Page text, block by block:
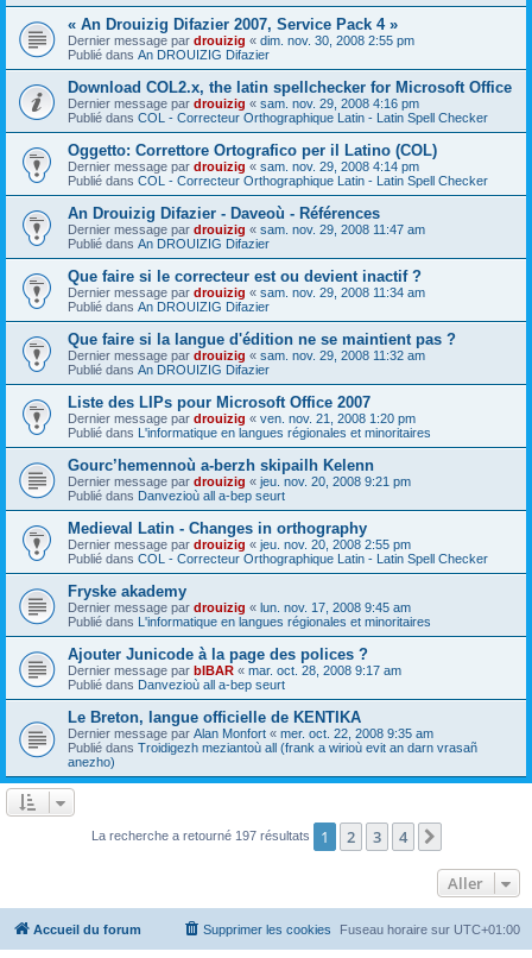
« An Drouizig Difazier 2007, Service Pack 4 »
Dernier message par drouizig « dim. nov. 30, 2008 2:55 pm
Publié dans An DROUIZIG Difazier
Download COL2.x, the latin spellchecker for Microsoft Office
Dernier message par drouizig « sam. nov. 29, 2008 4:16 pm
Publié dans COL - Correcteur Orthographique Latin - Latin Spell Checker
Oggetto: Correttore Ortografico per il Latino (COL)
Dernier message par drouizig « sam. nov. 29, 2008 4:14 pm
Publié dans COL - Correcteur Orthographique Latin - Latin Spell Checker
An Drouizig Difazier - Daveoù - Références
Dernier message par drouizig « sam. nov. 29, 2008 11:47 am
Publié dans An DROUIZIG Difazier
Que faire si le correcteur est ou devient inactif ?
Dernier message par drouizig « sam. nov. 29, 2008 11:34 am
Publié dans An DROUIZIG Difazier
Que faire si la langue d'édition ne se maintient pas ?
Dernier message par drouizig « sam. nov. 29, 2008 11:32 am
Publié dans An DROUIZIG Difazier
Liste des LIPs pour Microsoft Office 2007
Dernier message par drouizig « ven. nov. 21, 2008 1:20 pm
Publié dans L'informatique en langues régionales et minoritaires
Gourc’hemennoù a-berzh skipailh Kelenn
Dernier message par drouizig « jeu. nov. 20, 2008 9:21 pm
Publié dans Danvezioù all a-bep seurt
Medieval Latin - Changes in orthography
Dernier message par drouizig « jeu. nov. 20, 2008 2:55 pm
Publié dans COL - Correcteur Orthographique Latin - Latin Spell Checker
Fryske akademy
Dernier message par drouizig « lun. nov. 17, 2008 9:45 am
Publié dans L'informatique en langues régionales et minoritaires
Ajouter Junicode à la page des polices ?
Dernier message par bIBAR « mar. oct. 28, 2008 9:17 am
Publié dans Danvezioù all a-bep seurt
Le Breton, langue officielle de KENTIKA
Dernier message par Alan Monfort « mer. oct. 22, 2008 9:35 am
Publié dans Troidigezh meziantoù all (frank a wirioù evit an darn vrasañ
anezho)
La recherche a retourné 197 résultats 1 2 3 4
Aller
Accueil du forum Fuseau horaire sur UTC+01:00
Supprimer les cookies